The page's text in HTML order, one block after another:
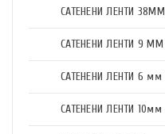
САТЕНЕНИ ЛЕНТИ 38ММ
САТЕНЕНИ ЛЕНТИ 9 ММ
САТЕНЕНИ ЛЕНТИ 6 мм
САТЕНЕНИ ЛЕНТИ 10мм